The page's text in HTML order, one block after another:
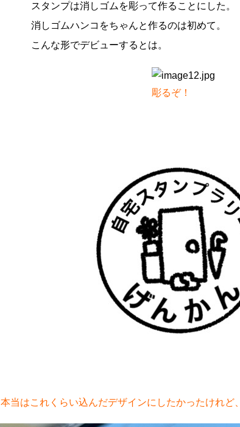
スタンプは消しゴムを彫って作ることにした。
消しゴムハンコをちゃんと作るのは初めて。
こんな形でデビューするとは。
彫るぞ！
本当はこれくらい込んだデザインにしたかったけれど、